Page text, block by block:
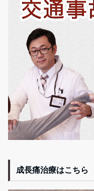
成長痛治療はこちら